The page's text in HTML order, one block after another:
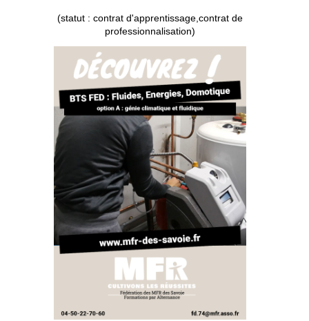
(statut : contrat d'apprentissage,contrat de
professionnalisation)